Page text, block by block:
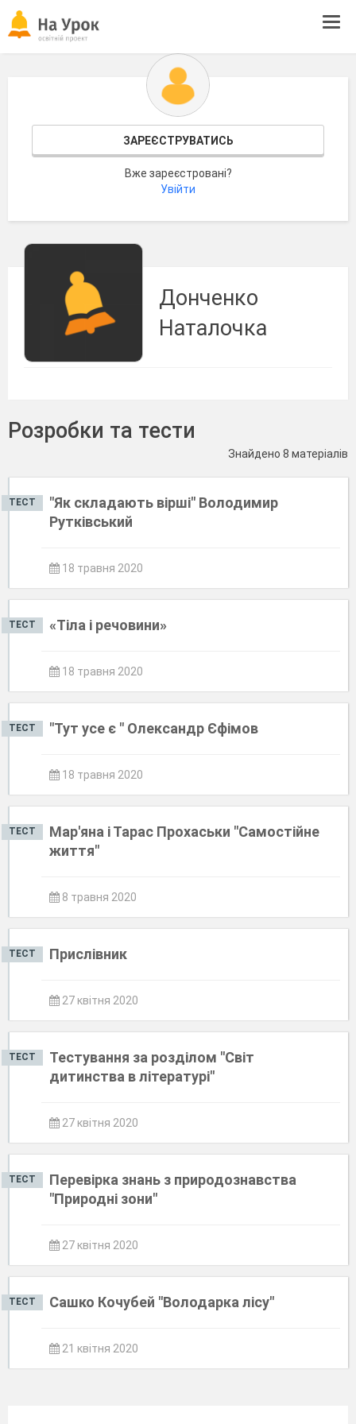
ЗАРЕЄСТРУВАТИСЬ
Вже зареєстровані?
Увійти
Донченко
Наталочка
Розробки та тести
Знайдено 8 матеріалів
ТЕСТ
"Як складають вірші" Володимир
Рутківський
18 травня 2020
ТЕСТ «Тіла і речовини»
18 травня 2020
ТЕСТ "Тут усе є " Олександр Єфімов
18 травня 2020
ТЕСТ
Мар'яна і Тарас Прохаськи "Самостійне
життя"
8 травня 2020
ТЕСТ Прислівник
27 квітня 2020
ТЕСТ
Тестування за розділом "Світ
дитинства в літературі"
27 квітня 2020
ТЕСТ
Перевірка знань з природознавства
"Природні зони"
27 квітня 2020
ТЕСТ Сашко Кочубей "Володарка лісу"
21 квітня 2020